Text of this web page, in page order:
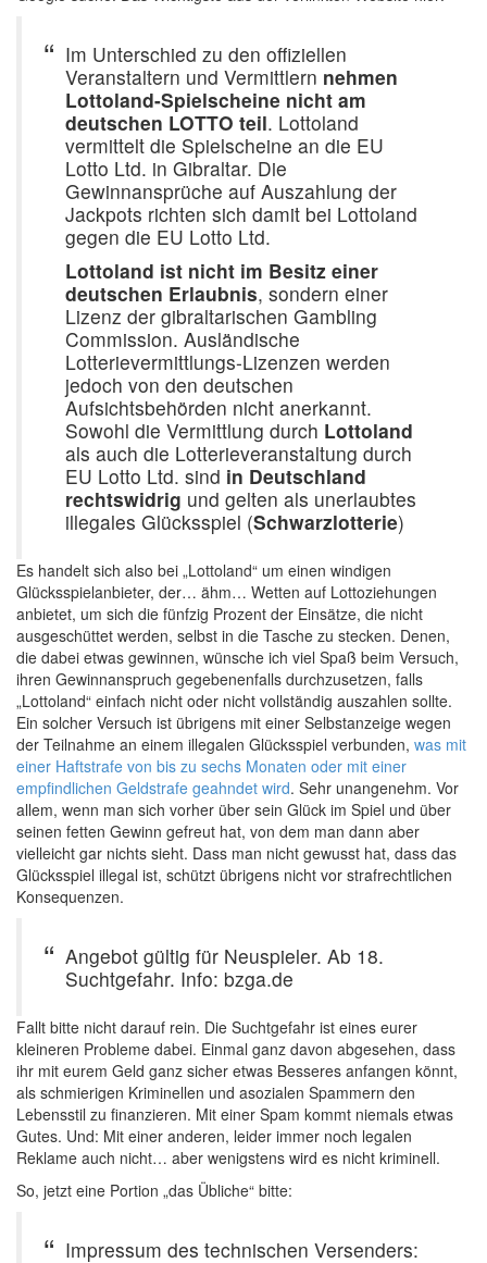
Im Unterschied zu den offiziellen
Veranstaltern und Vermittlern nehmen
Lottoland-Spielscheine nicht am
deutschen LOTTO teil. Lottoland
vermittelt die Spielscheine an die EU
Lotto Ltd. in Gibraltar. Die
Gewinnansprüche auf Auszahlung der
Jackpots richten sich damit bei Lottoland
gegen die EU Lotto Ltd.
Lottoland ist nicht im Besitz einer
deutschen Erlaubnis, sondern einer
Lizenz der gibraltarischen Gambling
Commission. Ausländische
Lotterievermittlungs-Lizenzen werden
jedoch von den deutschen
Aufsichtsbehörden nicht anerkannt.
Sowohl die Vermittlung durch Lottoland
als auch die Lotterieveranstaltung durch
EU Lotto Ltd. sind in Deutschland
rechtswidrig und gelten als unerlaubtes
illegales Glücksspiel (Schwarzlotterie)
Es handelt sich also bei „Lottoland“ um einen windigen
Glücksspielanbieter, der… ähm… Wetten auf Lottoziehungen
anbietet, um sich die fünfzig Prozent der Einsätze, die nicht
ausgeschüttet werden, selbst in die Tasche zu stecken. Denen,
die dabei etwas gewinnen, wünsche ich viel Spaß beim Versuch,
ihren Gewinnanspruch gegebenenfalls durchzusetzen, falls
„Lottoland“ einfach nicht oder nicht vollständig auszahlen sollte.
Ein solcher Versuch ist übrigens mit einer Selbstanzeige wegen
der Teilnahme an einem illegalen Glücksspiel verbunden, was mit
einer Haftstrafe von bis zu sechs Monaten oder mit einer
empfindlichen Geldstrafe geahndet wird. Sehr unangenehm. Vor
allem, wenn man sich vorher über sein Glück im Spiel und über
seinen fetten Gewinn gefreut hat, von dem man dann aber
vielleicht gar nichts sieht. Dass man nicht gewusst hat, dass das
Glücksspiel illegal ist, schützt übrigens nicht vor strafrechtlichen
Konsequenzen.
Angebot gültig für Neuspieler. Ab 18.
Suchtgefahr. Info: bzga.de
Fallt bitte nicht darauf rein. Die Suchtgefahr ist eines eurer
kleineren Probleme dabei. Einmal ganz davon abgesehen, dass
ihr mit eurem Geld ganz sicher etwas Besseres anfangen könnt,
als schmierigen Kriminellen und asozialen Spammern den
Lebensstil zu finanzieren. Mit einer Spam kommt niemals etwas
Gutes. Und: Mit einer anderen, leider immer noch legalen
Reklame auch nicht… aber wenigstens wird es nicht kriminell.
So, jetzt eine Portion „das Übliche“ bitte:
Impressum des technischen Versenders: